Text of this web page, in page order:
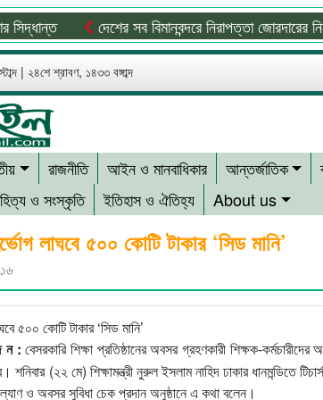
দেশের সব বিমানবন্দরে নিরাপত্তা জোরদারের নির্দেশ
| ২৪শে শ্রাবণ, ১৪৩৩ বঙ্গাব্দ
রাজনীতি আইন ও মানবাধিকার আন্তর্জাতিক
ও সংস্কৃতি ইতিহাস ও ঐতিহ্য About us
লাঘবে ৫০০ কোটি টাকার ‘সিড মানি’
ন : বেসরকারি শিক্ষা প্রতিষ্ঠানের অবসর গ্রহণকারী শিক্ষক-
শনিবার (২২ মে) শিক্ষামন্ত্রী নুরুল ইসলাম নাহিদ ঢাকার ধানমন্ডিতে
ও অবসর সুবিধা চেক প্রদান অনুষ্ঠানে এ কথা বলেন।